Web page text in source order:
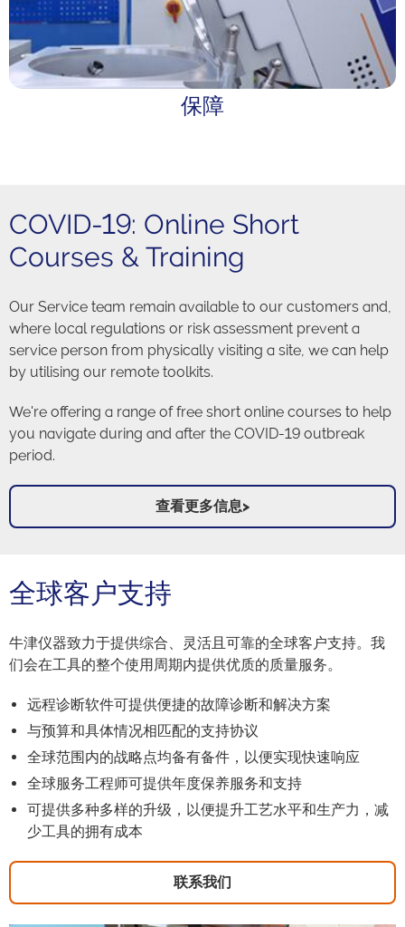
保障
COVID-19: Online Short
Courses & Training
Our Service team remain available to our customers and,
where local regulations or risk assessment prevent a
service person from physically visiting a site, we can help
by utilising our remote toolkits.
We're offering a range of free short online courses to help
you navigate during and after the COVID-19 outbreak
period.
查看更多信息>
全球客户支持
牛津仪器致力于提供综合、灵活且可靠的全球客户支持。我
们会在工具的整个使用周期内提供优质的质量服务。
远程诊断软件可提供便捷的故障诊断和解决方案
与预算和具体情况相匹配的支持协议
全球范围内的战略点均备有备件，以便实现快速响应
全球服务工程师可提供年度保养服务和支持
可提供多种多样的升级，以便提升工艺水平和生产力，减
少工具的拥有成本
联系我们